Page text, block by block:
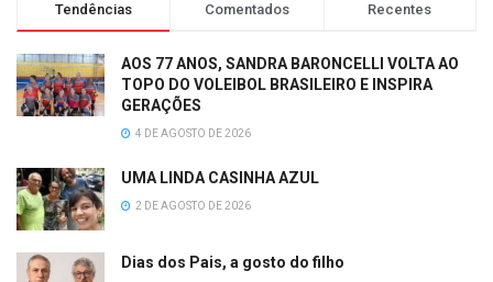
Tendências Comentados Recentes
AOS 77 ANOS, SANDRA BARONCELLI VOLTA AO
TOPO DO VOLEIBOL BRASILEIRO E INSPIRA
GERAÇÕES
4 DE AGOSTO DE 2026
UMA LINDA CASINHA AZUL
2 DE AGOSTO DE 2026
Dias dos Pais, a gosto do filho